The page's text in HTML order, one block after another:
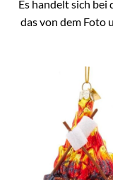
Es handelt sich bei
das von dem Foto